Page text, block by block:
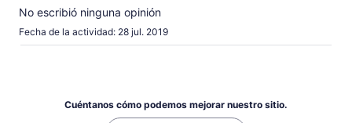
No escribió ninguna opinión
Fecha de la actividad: 28 jul. 2019
Cuéntanos cómo podemos mejorar nuestro sitio.